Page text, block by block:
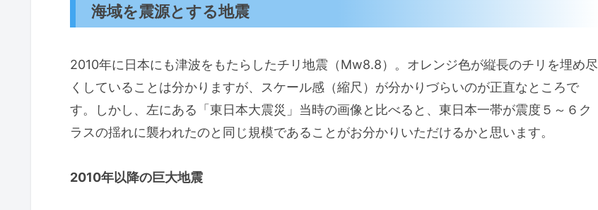
海域を震源とする地震
2010年に日本にも津波をもたらしたチリ地震（Mw8.8）。オレンジ色が縦長のチリを埋め尽
くしていることは分かりますが、スケール感（縮尺）が分かりづらいのが正直なところで
す。しかし、左にある「東日本大震災」当時の画像と比べると、東日本一帯が震度５～６ク
ラスの揺れに襲われたのと同じ規模であることがお分かりいただけるかと思います。
2010年以降の巨大地震